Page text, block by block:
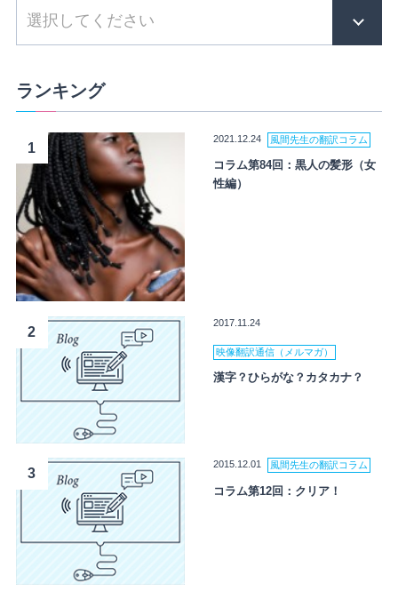
ランキング
1
2021.12.24 風間先生の翻訳コラム
コラム第84回：黒人の髪形（女
性編）
2
2017.11.24
映像翻訳通信（メルマガ）
漢字？ひらがな？カタカナ？
3
2015.12.01 風間先生の翻訳コラム
コラム第12回：クリア！